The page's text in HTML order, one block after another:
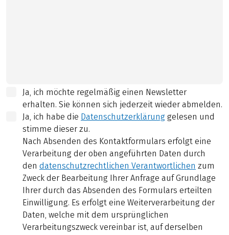
Ja, ich möchte regelmäßig einen Newsletter
erhalten. Sie können sich jederzeit wieder abmelden.
Ja, ich habe die Datenschutzerklärung gelesen und
stimme dieser zu.
Nach Absenden des Kontaktformulars erfolgt eine
Verarbeitung der oben angeführten Daten durch
den datenschutzrechtlichen Verantwortlichen zum
Zweck der Bearbeitung Ihrer Anfrage auf Grundlage
Ihrer durch das Absenden des Formulars erteilten
Einwilligung. Es erfolgt eine Weiterverarbeitung der
Daten, welche mit dem ursprünglichen
Verarbeitungszweck vereinbar ist, auf derselben